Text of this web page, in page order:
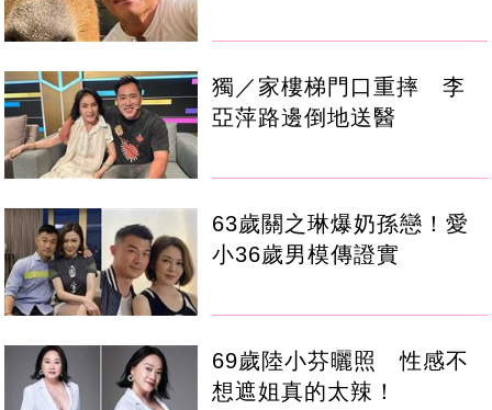
獨／家樓梯門口重摔 李
亞萍路邊倒地送醫
63歲關之琳爆奶孫戀！愛
小36歲男模傳證實
69歲陸小芬曬照 性感不
想遮姐真的太辣！